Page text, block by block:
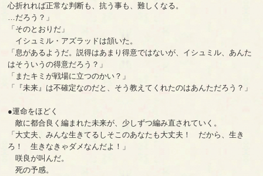
心折れれば正常な判断も、抗う事も、難しくなる。
…だろう？」
「そのとおりだ」
イシュミル・アズラッドは頷いた。
「息があるようだ。説得はあまり得意ではないが、イシュミル、あんた
はそういうの得意だろう？」
「またキミが戦場に立つのかい？」
「『未来』は不確定なのだと、そう教えてくれたのはあんただろう？」
●運命をほどく
敵に都合良く編まれた未来が、少しずつ編み直されていく。
「大丈夫、みんな生きてるしそこのあなたも大丈夫！ だから、生き
ろ！ 生きなきゃダメなんだよ！」
咲良が叫んだ。
死の予感。